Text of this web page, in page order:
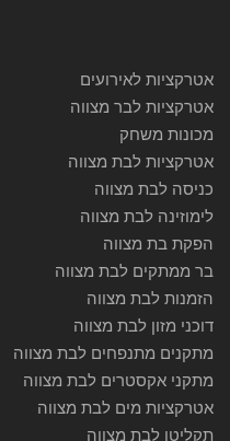
אטרקציות לאירועים
אטרקציות לבר מצווה
מכונות משחק
אטרקציות לבת מצווה
כניסה לבת מצווה
לימוזינה לבת מצווה
הפקת בת מצווה
בר ממתקים לבת מצווה
הזמנות לבת מצווה
דוכני מזון לבת מצווה
מתקנים מתנפחים לבת מצווה
מתקני אקסטרים לבת מצווה
אטרקציות מים לבת מצווה
תקליטן לבת מצווה